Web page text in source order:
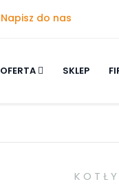
Napisz do nas
OFERTA SKLEP